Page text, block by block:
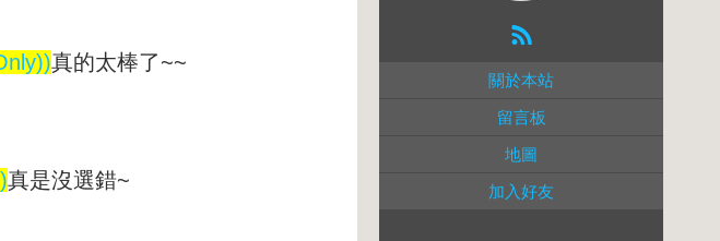
真的太棒了~~
真是沒選錯~
關於本站
留言板
地圖
加入好友